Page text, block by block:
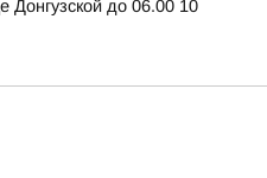
Донгузской до 06.00 10